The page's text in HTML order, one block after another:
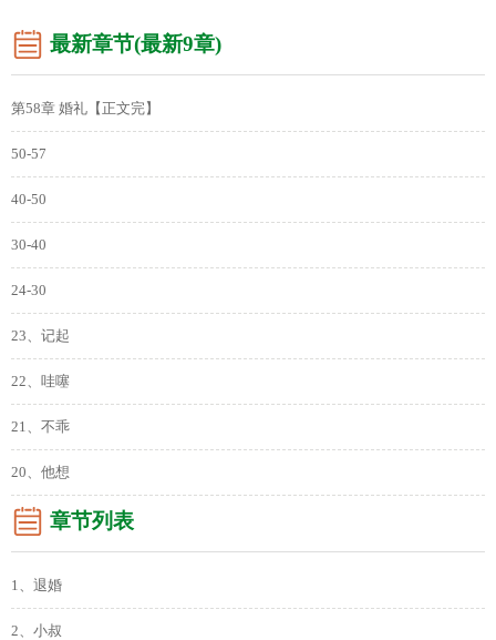
最新章节(最新9章)
第58章 婚礼【正文完】
50-57
40-50
30-40
24-30
23、记起
22、哇噻
21、不乖
20、他想
章节列表
1、退婚
2、小叔